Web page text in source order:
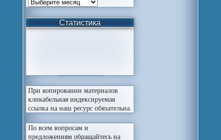
Статистика
При копировании материалов
кликабельная индексируемая
ссылка на наш ресурс обязательна.
По всем вопросам и
предложениям обращайтесь на